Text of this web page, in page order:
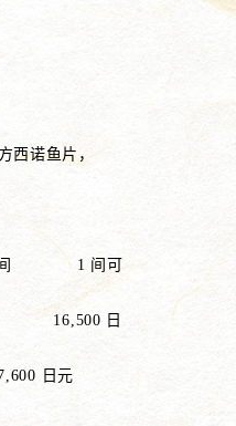
西诺鱼片，
间 1 间可
16,500 日
日元